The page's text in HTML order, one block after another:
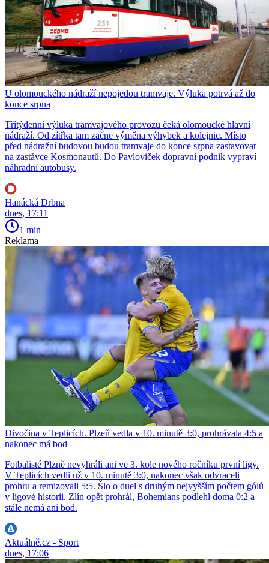
U olomouckého nádraží nepojedou tramvaje. Výluka potrvá až do
konce srpna
Třítýdenní výluka tramvajového provozu čeká olomoucké hlavní
nádraží. Od zítřka tam začne výměna výhybek a kolejnic. Místo
před nádražní budovou budou tramvaje do konce srpna zastavovat
na zastávce Kosmonautů. Do Pavloviček dopravní podnik vypraví
náhradní autobusy.
Hanácká Drbna
dnes, 17:11
1 min
Reklama
Divočina v Teplicích. Plzeň vedla v 10. minutě 3:0, prohrávala 4:5 a
nakonec má bod
Fotbalisté Plzně nevyhráli ani ve 3. kole nového ročníku první ligy.
V Teplicích vedli už v 10. minutě 3:0, nakonec však odvraceli
prohru a remizovali 5:5. Šlo o duel s druhým nejvyšším počtem gólů
v ligové historii. Zlín opět prohrál, Bohemians podlehl doma 0:2 a
stále nemá ani bod.
Aktuálně.cz - Sport
dnes, 17:06